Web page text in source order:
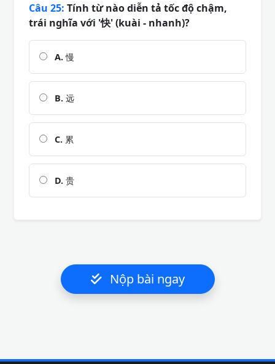
Câu 25: Tính từ nào diễn tả tốc độ chậm,
trái nghĩa với '快' (kuài - nhanh)?
A.慢
B. 远
C. 累
D. 贵
Nộp bài ngay